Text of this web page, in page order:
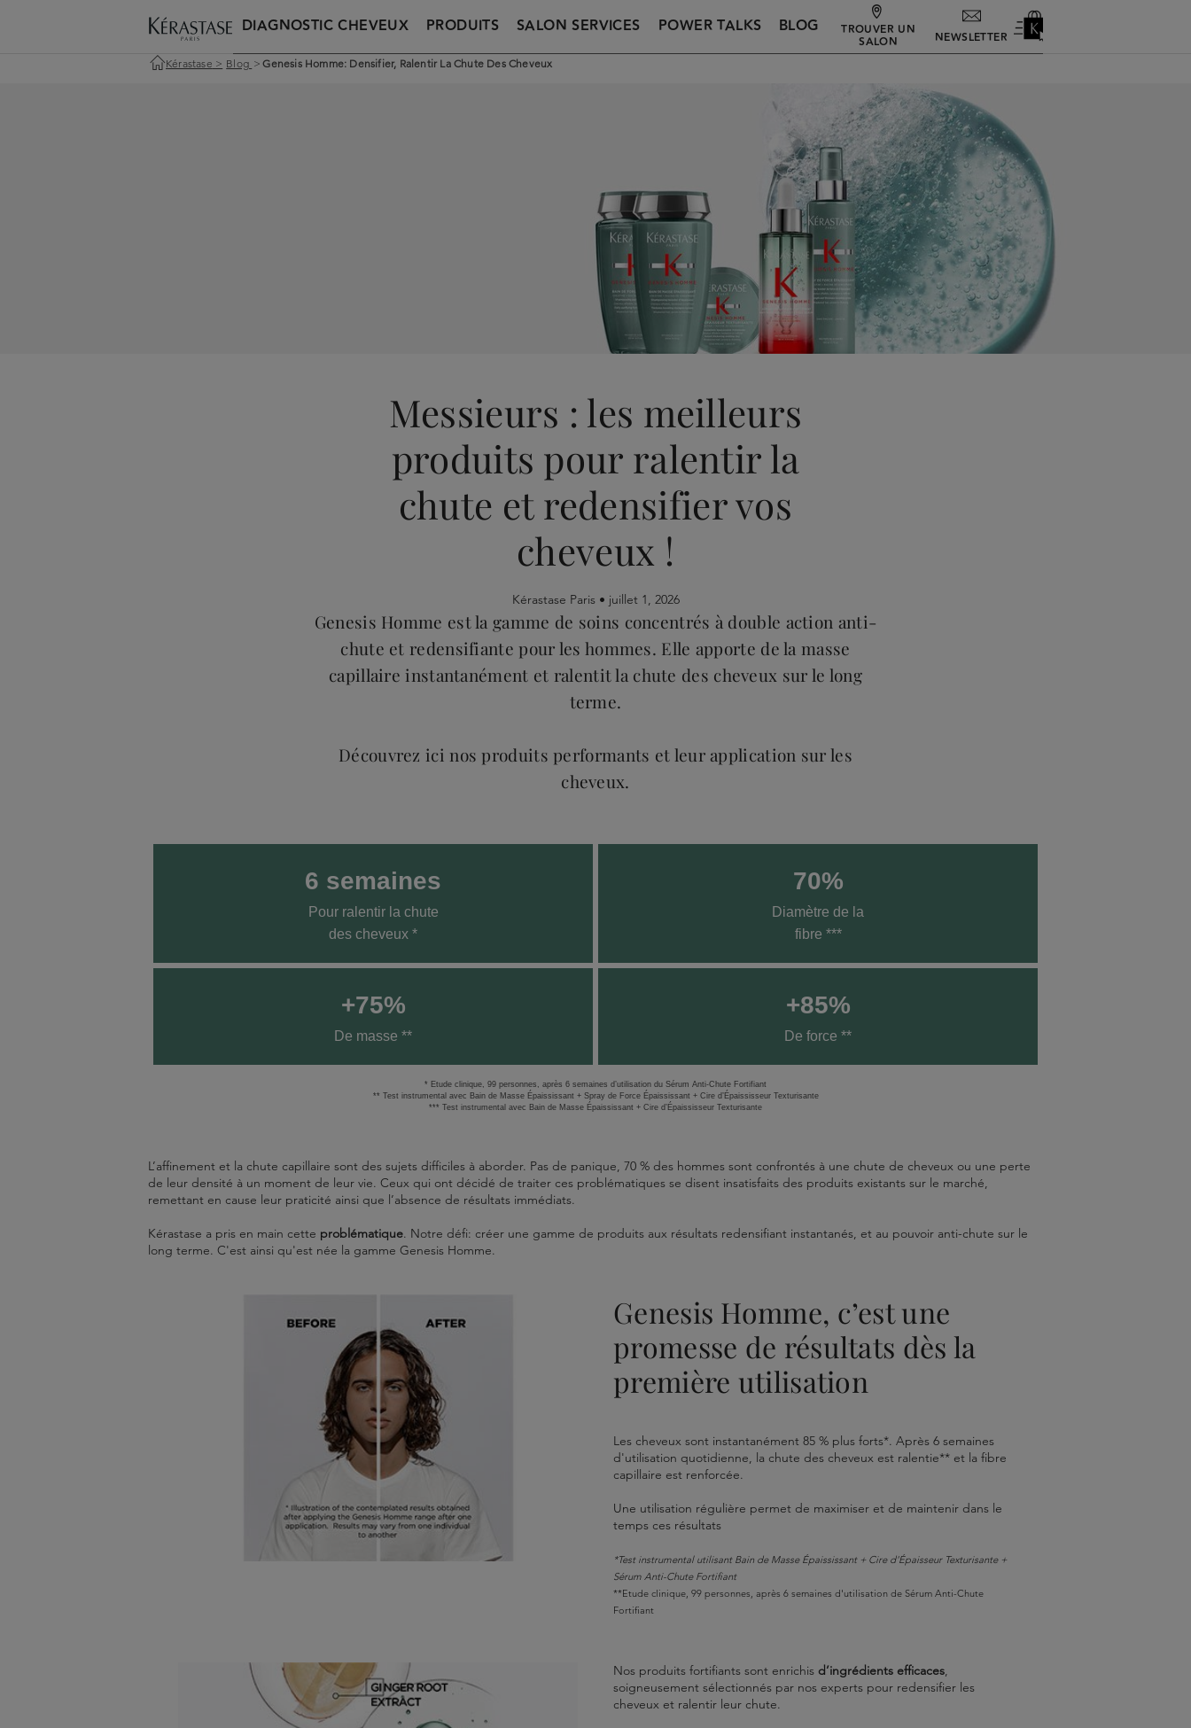
DIAGNOSTIC CHEVEUX PRODUITS SALON SERVICES POWER TALKS BLOG TROUVER UN
SALON NEWSLETTER
Kérastase > Blog > Genesis Homme: Densifier, Ralentir La Chute Des Cheveux
Messieurs : les meilleurs
produits pour ralentir la
chute et redensifier vos
cheveux !
Kérastase Paris • juillet 1, 2026
Genesis Homme est la gamme de soins concentrés à double action anti-
chute et redensifiante pour les hommes. Elle apporte de la masse
capillaire instantanément et ralentit la chute des cheveux sur le long
terme.
Découvrez ici nos produits performants et leur application sur les
cheveux.
6 semaines
Pour ralentir la chute
des cheveux *
70%
Diamètre de la
fibre ***
+75%
De masse **
+85%
De force **
* Etude clinique, 99 personnes, après 6 semaines d’utilisation du Sérum Anti-Chute Fortifiant
** Test instrumental avec Bain de Masse Épaississant + Spray de Force Épaississant + Cire d’Épaississeur Texturisante
*** Test instrumental avec Bain de Masse Épaississant + Cire d’Épaississeur Texturisante
L’affinement et la chute capillaire sont des sujets difficiles à aborder. Pas de panique, 70 % des hommes sont confrontés à une chute de cheveux ou une perte
de leur densité à un moment de leur vie. Ceux qui ont décidé de traiter ces problématiques se disent insatisfaits des produits existants sur le marché,
remettant en cause leur praticité ainsi que l’absence de résultats immédiats.
Kérastase a pris en main cette problématique. Notre défi: créer une gamme de produits aux résultats redensifiant instantanés, et au pouvoir anti-chute sur le
long terme. C'est ainsi qu'est née la gamme Genesis Homme.
Genesis Homme, c’est une
promesse de résultats dès la
première utilisation
Les cheveux sont instantanément 85 % plus forts*. Après 6 semaines
d'utilisation quotidienne, la chute des cheveux est ralentie** et la fibre
capillaire est renforcée.
Une utilisation régulière permet de maximiser et de maintenir dans le
temps ces résultats
*Test instrumental utilisant Bain de Masse Épaississant + Cire d'Épaisseur Texturisante +
Sérum Anti-Chute Fortifiant
**Etude clinique, 99 personnes, après 6 semaines d'utilisation de Sérum Anti-Chute
Fortifiant
Nos produits fortifiants sont enrichis d’ingrédients efficaces,
soigneusement sélectionnés par nos experts pour redensifier les
cheveux et ralentir leur chute.